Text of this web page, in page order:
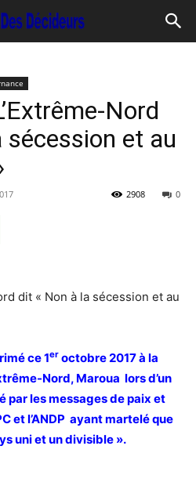
Nord
et au
0
2908
dit « Non à la sécession et au
ce 1er octobre 2017 à la
Nord, Maroua lors d’un
par les messages de paix et
et l’ANDP ayant martelé que
uni et un divisible ».